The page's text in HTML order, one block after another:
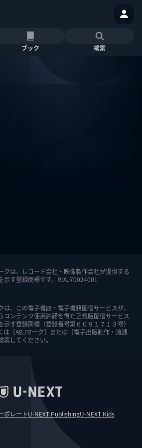
ブック 検索
クは、レコード会社・映像製作会社が提供する
示す登録商標です。RIAJ70024001
は、この電子書店・電子書籍配信サービスが、
コンテンツ使用許諾を得た正規版配信サービス
示す登録商標（登録番号第６０９１７１３号）
は［ABJマーク］または［電子出版制作・流通
索してください。
ポレートU-NEXT PublishingU-NEXT Kids